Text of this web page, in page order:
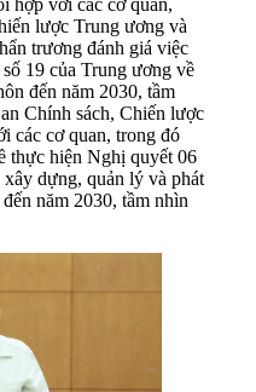
lược Trung ương và
trương đánh giá việc
19 của Trung ương về
đến năm 2030, tầm
Chính sách, Chiến lược
các cơ quan, trong đó
thực hiện Nghị quyết 06
dựng, quản lý và phát
năm 2030, tầm nhìn